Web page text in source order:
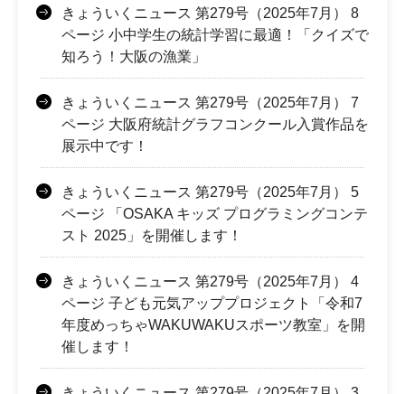
きょういくニュース 第279号（2025年7月） 8
ページ 小中学生の統計学習に最適！「クイズで
知ろう！大阪の漁業」
きょういくニュース 第279号（2025年7月） 7
ページ 大阪府統計グラフコンクール入賞作品を
展示中です！
きょういくニュース 第279号（2025年7月） 5
ページ 「OSAKA キッズ プログラミングコンテ
スト 2025」を開催します！
きょういくニュース 第279号（2025年7月） 4
ページ 子ども元気アッププロジェクト「令和7
年度めっちゃWAKUWAKUスポーツ教室」を開
催します！